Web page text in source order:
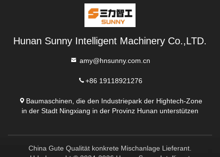
Hunan Sunny Intelligent Machinery Co.,LTD.
amy@hnsunny.com.cn
+86 19118921276
Baumaschinen, die den Industriepark der Hightech-Zone
in der Stadt Ningxiang in der Provinz Hunan unterstützen
China Gute Qualität konkrete Mischanlage Lieferant.